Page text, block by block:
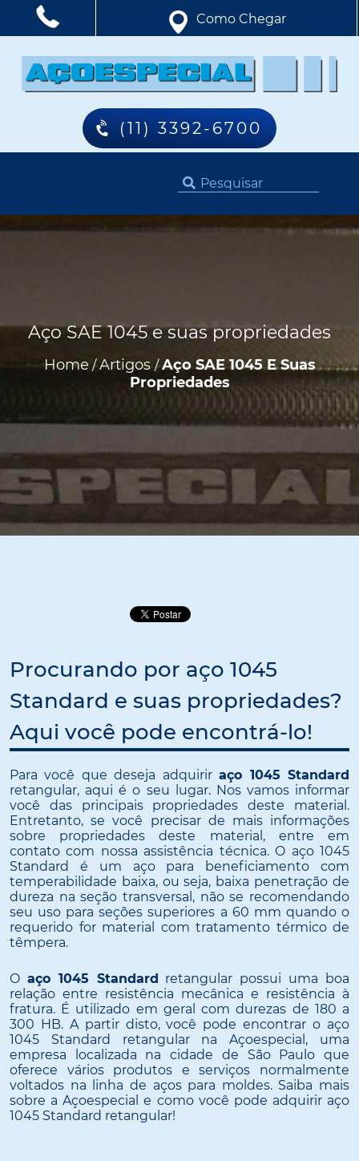
Como Chegar
(11) 3392-6700
Home /Artigos /Aço SAE 1045 E Suas
Propriedades
Aço SAE 1045 e suas propriedades
Procurando por aço 1045
Standard e suas propriedades?
Aqui você pode encontrá-lo!
Para você que deseja adquiriraço 1045 Standard
retangular, aqui é o seu lugar. Nos vamos informar
você das principais propriedades deste material.
Entretanto, se você precisar de mais informações
sobre propriedades deste material, entre em
contato com nossa assistência técnica. O aço 1045
Standard é um aço para beneficiamento com
temperabilidade baixa, ou seja, baixa penetração de
dureza na seção transversal, não se recomendando
seu uso para seções superiores a 60 mm quando o
requerido for material com tratamento térmico de
têmpera.
O aço 1045 Standard retangular possui uma boa
relação entre resistência mecânica e resistência à
fratura. É utilizado em geral com durezas de 180 a
300 HB. A partir disto, você pode encontrar o aço
1045 Standard retangular na Açoespecial, uma
empresa localizada na cidade de São Paulo que
oferece vários produtos e serviços normalmente
voltados na linha de aços para moldes. Saiba mais
sobre a Açoespecial e como você pode adquirir aço
1045 Standard retangular!